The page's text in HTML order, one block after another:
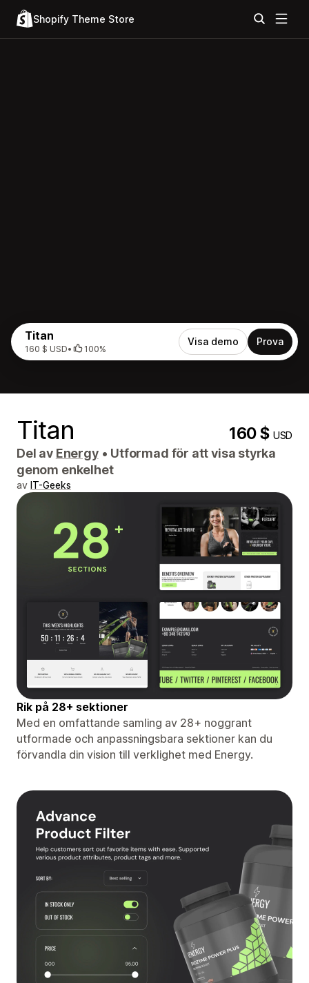
Shopify Theme Store
Titan
160 $ USD• 100%
Visa demo Prova
Titan 160 $USD
Del av Energy • Utformad för att visa styrka
genom enkelhet
av IT-Geeks
Rik på 28+ sektioner
Med en omfattande samling av 28+ noggrant
utformade och anpassningsbara sektioner kan du
förvandla din vision till verklighet med Energy.